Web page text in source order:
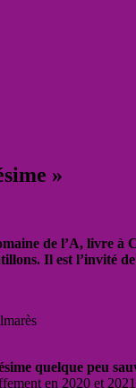
»
de l’A, livre à
Il est l’invité
quelque peu
en 2020 et